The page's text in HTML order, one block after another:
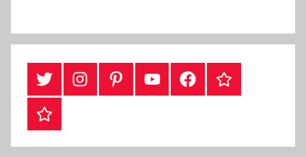
#TwitterInstagramPinterestYouTubeFacebookTikTok
Webshop